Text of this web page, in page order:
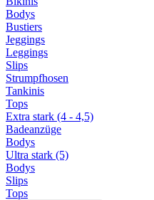
Bodys
Bustiers
Jeggings
Leggings
Slips
Strumpfhosen
Tankinis
Tops
Extra stark (4 - 4,5)
Badeanzüge
Bodys
Ultra stark (5)
Bodys
Slips
Tops